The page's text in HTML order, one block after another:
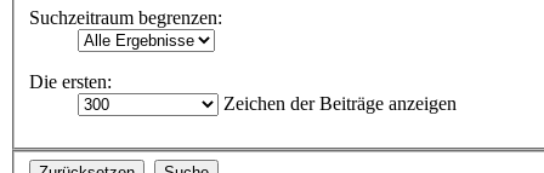
Suchzeitraum begrenzen:
Die ersten:
Zeichen der Beiträge anzeigen